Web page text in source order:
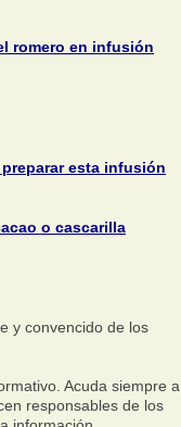
romero en infusión
esta infusión
o cascarilla
y convencido de los
Acuda siempre a
responsables de los